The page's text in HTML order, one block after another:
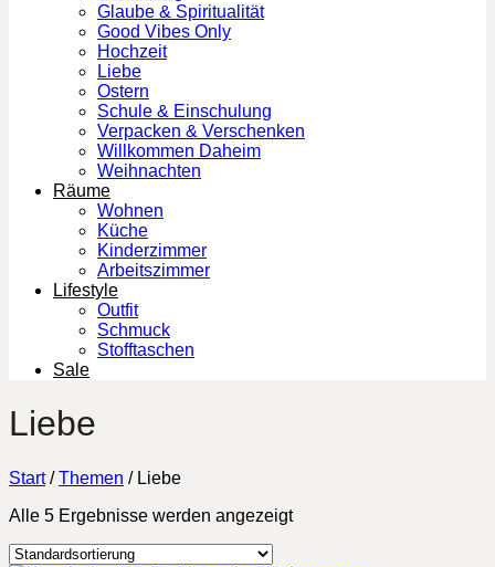
Glaube & Spiritualität
Good Vibes Only
Hochzeit
Liebe
Ostern
Schule & Einschulung
Verpacken & Verschenken
Willkommen Daheim
Weihnachten
Räume
Wohnen
Küche
Kinderzimmer
Arbeitszimmer
Lifestyle
Outfit
Schmuck
Stofftaschen
Sale
Liebe
Start / Themen /Liebe
Alle 5 Ergebnisse werden angezeigt